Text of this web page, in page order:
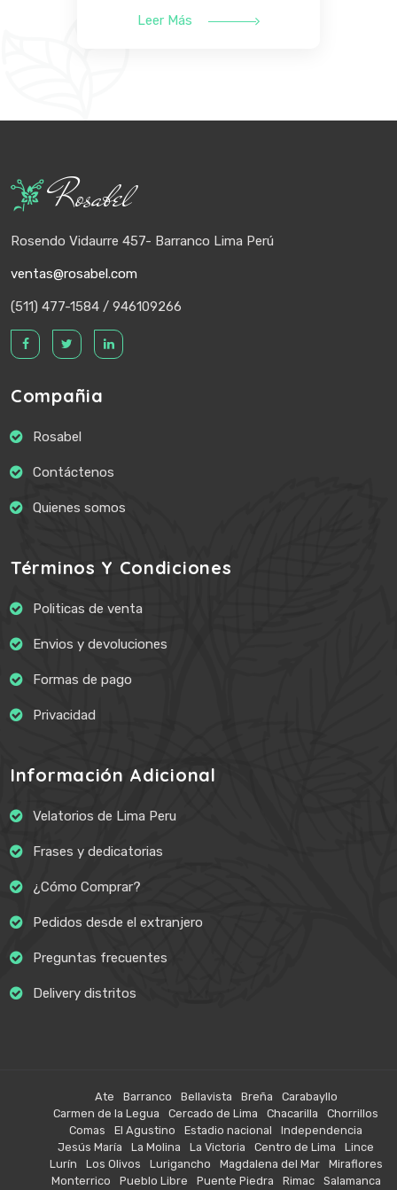
Leer Más
Rosabel
Rosendo Vidaurre 457- Barranco Lima Perú
ventas@rosabel.com
(511) 477-1584 / 946109266
Compañia
Rosabel
Contáctenos
Quienes somos
Términos Y Condiciones
Politicas de venta
Envios y devoluciones
Formas de pago
Privacidad
Información Adicional
Velatorios de Lima Peru
Frases y dedicatorias
¿Cómo Comprar?
Pedidos desde el extranjero
Preguntas frecuentes
Delivery distritos
Ate Barranco Bellavista Breña
Carabayllo
Carmen de la Legua
Cercado de Lima Chacarilla
Chorrillos
Comas
El Agustino Estadio nacional
Independencia
Jesús María
La Molina La Victoria Centro de Lima
Lince
Lurín
Los Olivos Lurigancho Magdalena del Mar
Miraflores
Monterrico
Pueblo Libre Puente Piedra Rimac Salamanca